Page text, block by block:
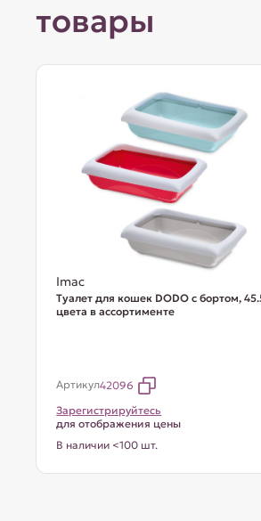
товары
Imac
Туалет для кошек DODO с бортом,
цвета в ассортименте
Артикул42096
Зарегистрируйтесь
для отображения цены
В наличии <100 шт.